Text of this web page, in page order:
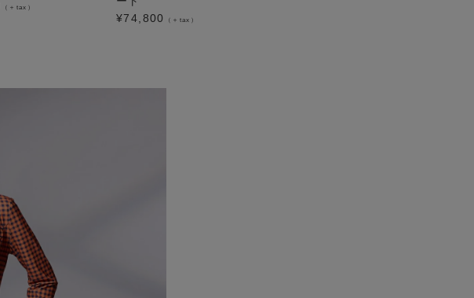
（＋tax）
¥74,800 （＋tax）